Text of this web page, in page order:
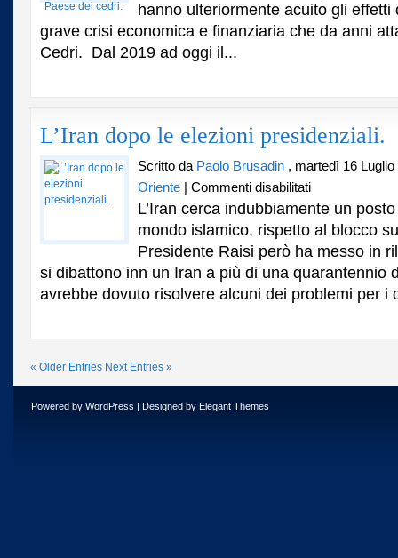
recenti
cedri.
hanno ulteriormente acuito gli
grave crisi economica e finanziaria che da anni
Cedri. Dal 2019 ad oggi il...
L’Iran dopo le elezioni presidenziali.
Scritto da Paolo Brusadin , martedì 16
Oriente
Commenti disabilitatisu
dopo
le
elezioni
L’Iran cerca indubbiamente un
mondo islamico, rispetto al blocco
Presidente Raisi però ha messo in
si dibattono inn un Iran a più di una quarantennio
avrebbe dovuto risolvere alcuni dei problemi per i
« Older Entries Next Entries »
Powered by WordPress | Designed by Elegant Themes